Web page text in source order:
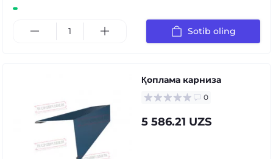
Sotib oling
Қоплама карниза
0
5 586.21 UZS